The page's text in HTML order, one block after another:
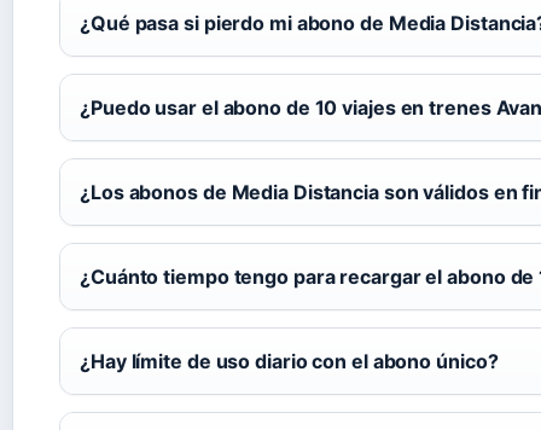
¿Qué pasa si pierdo mi abono de Media
¿Puedo usar el abono de 10 viajes en trenes
¿Los abonos de Media Distancia son válidos en
¿Cuánto tiempo tengo para recargar el abono de
¿Hay límite de uso diario con el abono único?